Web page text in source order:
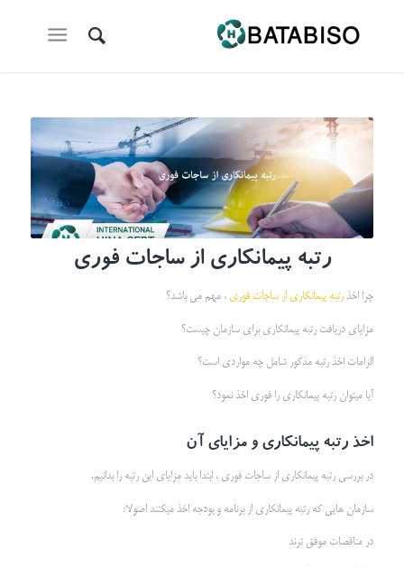
رتبه پیمانکاری از ساجات فوری
چرا اخذرتبه پیمانکاری از ساجات فوری ، مهم می باشد؟
مزایای دریافت رتبه پیمانکاری برای سازمان چیست؟
الزامات اخذ رتبه مذکور شامل چه مواردی است؟
آیا میتوان رتبه پیمانکاری را فوری اخذ نمود؟
اخذ رتبه پیمانکاری و مزایای آن
در بررسی رتبه پیمانکاری از ساجات فوری ، ابتدا باید مزایای این رتبه را بدانیم.
سازمان هایی که رتبه پیمانکاری از برنامه و بودجه اخذ میکنند اصولا:
در مناقصات موفق ترند